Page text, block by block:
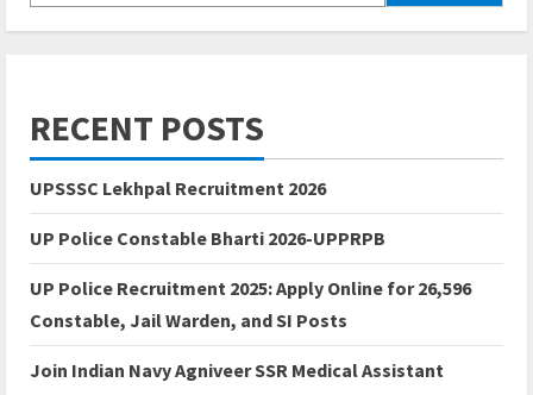
RECENT POSTS
UPSSSC Lekhpal Recruitment 2026
UP Police Constable Bharti 2026-UPPRPB
UP Police Recruitment 2025: Apply Online for 26,596
Constable, Jail Warden, and SI Posts
Join Indian Navy Agniveer SSR Medical Assistant